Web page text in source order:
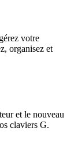
votre
organisez et
et le nouveau
claviers G.